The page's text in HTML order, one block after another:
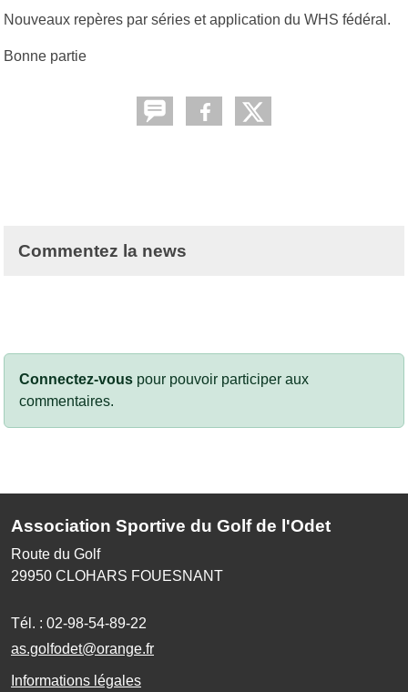
Nouveaux repères par séries et application du WHS fédéral.
Bonne partie
Commentez la news
Connectez-vous pour pouvoir participer aux
commentaires.
Association Sportive du Golf de l'Odet
Route du Golf
29950 CLOHARS FOUESNANT
Tél. : 02-98-54-89-22
as.golfodet@orange.fr
Informations légales